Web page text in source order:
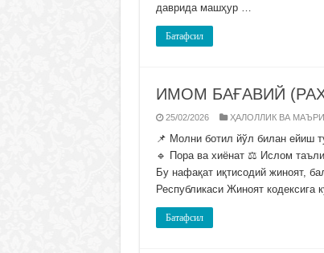
даврида машҳур …
Батафсил
ИМОМ БАҒАВИЙ
25/02/2026 ҲАЛОЛЛИК ВА
Молни ботил йўл билан ейиш
йўллар
Пора ва хиёнат
кўринишидир. Бу нафақат
Ўзбекистон Республикаси
Батафсил